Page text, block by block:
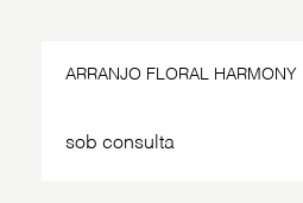
ARRANJO FLORAL HARMONY
sob consulta